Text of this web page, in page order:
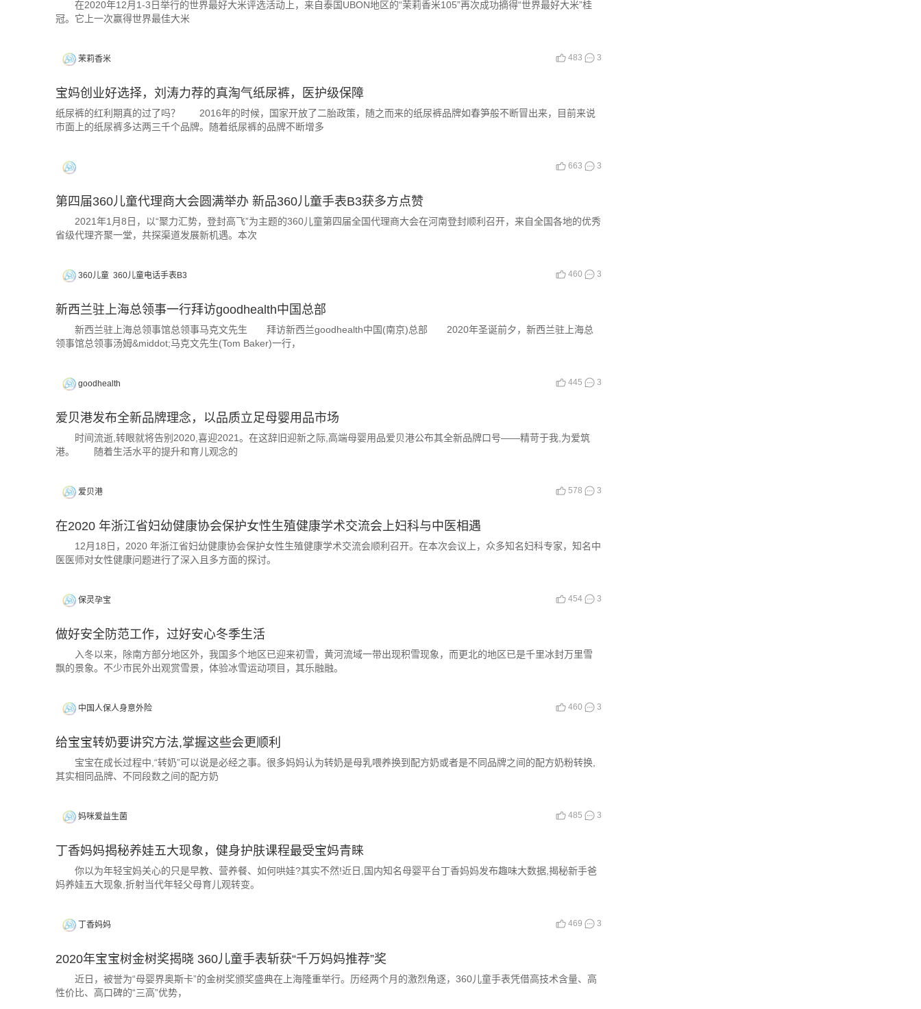
在2020年12月1-3日举行的世界最好大米评选活动上，来自泰国UBON地区的“茉莉香米105”再次成功摘得“世界最好大米”桂
冠。它上一次赢得世界最佳大米
茉莉香米 483 3
宝妈创业好选择，刘涛力荐的真淘气纸尿裤，医护级保障
纸尿裤的红利期真的过了吗？ 2016年的时候，国家开放了二胎政策，随之而来的纸尿裤品牌如春笋般不断冒出来，目前来说
市面上的纸尿裤多达两三千个品牌。随着纸尿裤的品牌不断增多
663 3
第四届360儿童代理商大会圆满举办 新品360儿童手表B3获多方点赞
2021年1月8日，以“聚力汇势，登封高飞”为主题的360儿童第四届全国代理商大会在河南登封顺利召开，来自全国各地的优秀
省级代理齐聚一堂，共探渠道发展新机遇。本次
360儿童 360儿童电话手表B3 460 3
新西兰驻上海总领事一行拜访goodhealth中国总部
新西兰驻上海总领事馆总领事马克文先生 拜访新西兰goodhealth中国(南京)总部 2020年圣诞前夕，新西兰驻上海总
领事馆总领事汤姆&middot;马克文先生(Tom Baker)一行，
goodhealth 445 3
爱贝港发布全新品牌理念，以品质立足母婴用品市场
时间流逝,转眼就将告别2020,喜迎2021。在这辞旧迎新之际,高端母婴用品爱贝港公布其全新品牌口号——精苛于我,为爱筑
港。 随着生活水平的提升和育儿观念的
爱贝港 578 3
在2020 年浙江省妇幼健康协会保护女性生殖健康学术交流会上妇科与中医相遇
​12月18日，2020 年浙江省妇幼健康协会保护女性生殖健康学术交流会顺利召开。在本次会议上，众多知名妇科专家，知名中
医医师对女性健康问题进行了深入且多方面的探讨。
保灵孕宝 454 3
做好安全防范工作，过好安心冬季生活
入冬以来，除南方部分地区外，我国多个地区已迎来初雪，黄河流域一带出现积雪现象，而更北的地区已是千里冰封万里雪
飘的景象。不少市民外出观赏雪景，体验冰雪运动项目，其乐融融。
中国人保人身意外险 460 3
给宝宝转奶要讲究方法,掌握这些会更顺利
宝宝在成长过程中,“转奶”可以说是必经之事。很多妈妈认为转奶是母乳喂养换到配方奶或者是不同品牌之间的配方奶粉转换,
其实相同品牌、不同段数之间的配方奶
妈咪爱益生菌 485 3
丁香妈妈揭秘养娃五大现象，健身护肤课程最受宝妈青睐
你以为年轻宝妈关心的只是早教、营养餐、如何哄娃?其实不然!近日,国内知名母婴平台丁香妈妈发布趣味大数据,揭秘新手爸
妈养娃五大现象,折射当代年轻父母育儿观转变。
丁香妈妈 469 3
2020年宝宝树金树奖揭晓 360儿童手表斩获“千万妈妈推荐”奖
近日，被誉为“母婴界奥斯卡”的金树奖颁奖盛典在上海隆重举行。历经两个月的激烈角逐，360儿童手表凭借高技术含量、高
性价比、高口碑的“三高”优势，